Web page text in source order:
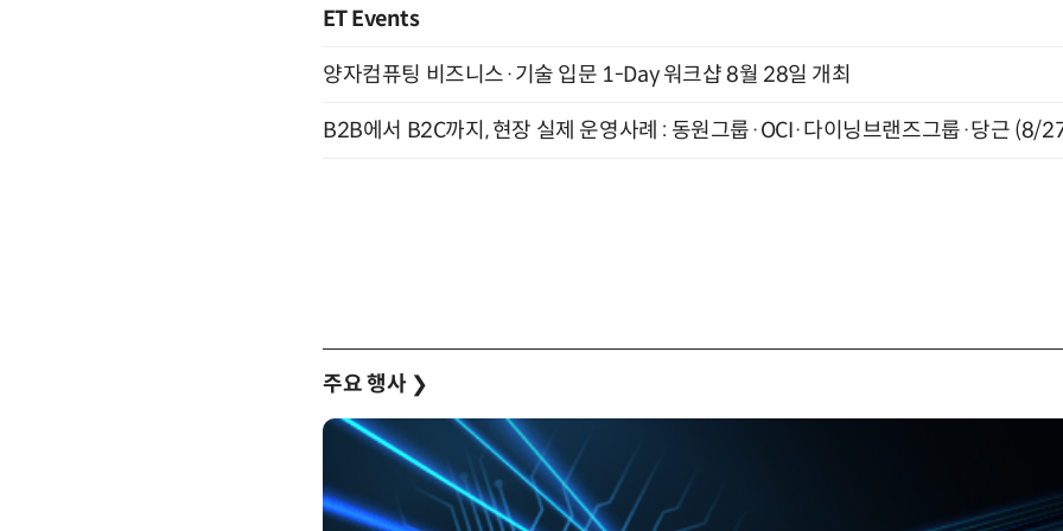
ET Events
양자컴퓨팅 비즈니스·기술 입문 1-Day 워크샵 8월 28일 개최
B2B에서 B2C까지, 현장 실제 운영사례 : 동원그룹·OCI·다이닝브랜즈그룹·당근 (8/
주요 행사 ❯